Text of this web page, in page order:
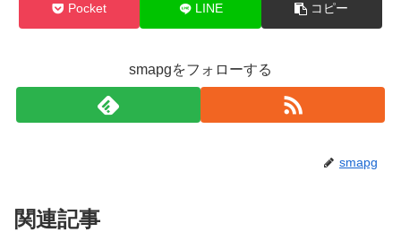
Pocket LINE コピー
smapgをフォローする
smapg
関連記事